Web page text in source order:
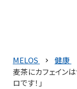
MELOS
健康
麦茶にカフェイン
ロです！」